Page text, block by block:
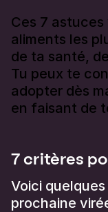
Ces 7
aliments les
de ta santé,
Tu peux te
adopter dès
en faisant de
7 critères
Voici
prochaine